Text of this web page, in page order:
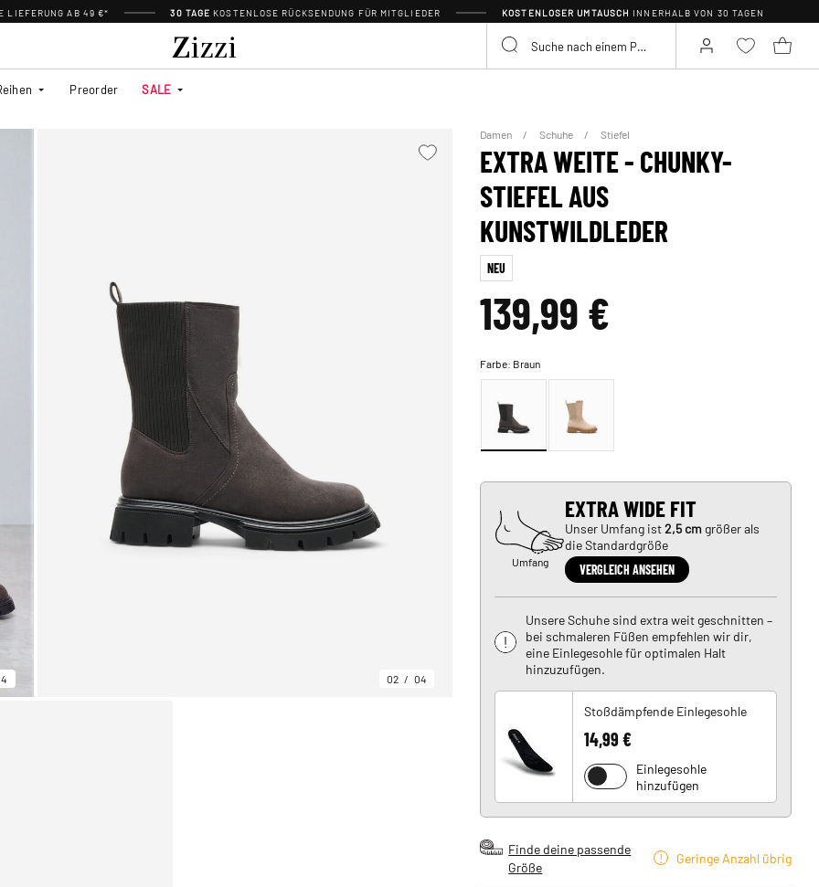
LIEFERUNG AB 49 €* 30 TAGE KOSTENLOSE RÜCKSENDUNG FÜR MITGLIEDER KOSTENLOSER UMTAUSCH INNERHALB VON 30 TAGEN
Preorder SALE
02 04
Damen Schuhe Stiefel
EXTRA WEITE - CHUNKY-
STIEFEL AUS
KUNSTWILDLEDER
NEU
139,99 €
Farbe: Braun
Umfang
EXTRA WIDE FIT
Unser Umfang ist2,5 cmgrößer als
die Standardgröße
VERGLEICH ANSEHEN
Unsere Schuhe sind extra weit geschnitten –
bei schmaleren Füßen empfehlen wir dir,
eine Einlegesohle für optimalen Halt
hinzuzufügen.
Stoßdämpfende Einlegesohle
14,99 €
Einlegesohle
hinzufügen
Finde deine passende
Größe
Geringe Anzahl übrig